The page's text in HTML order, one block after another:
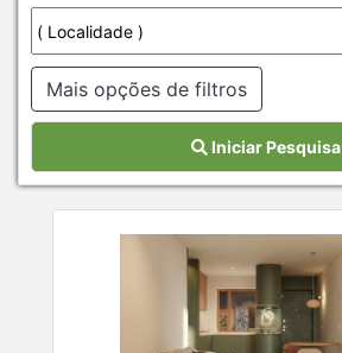
Mais opções de filtros
Iniciar Pesquisa